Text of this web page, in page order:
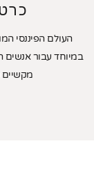
העולם הפיננסי
במיוחד עבור אנשים
מקשיים